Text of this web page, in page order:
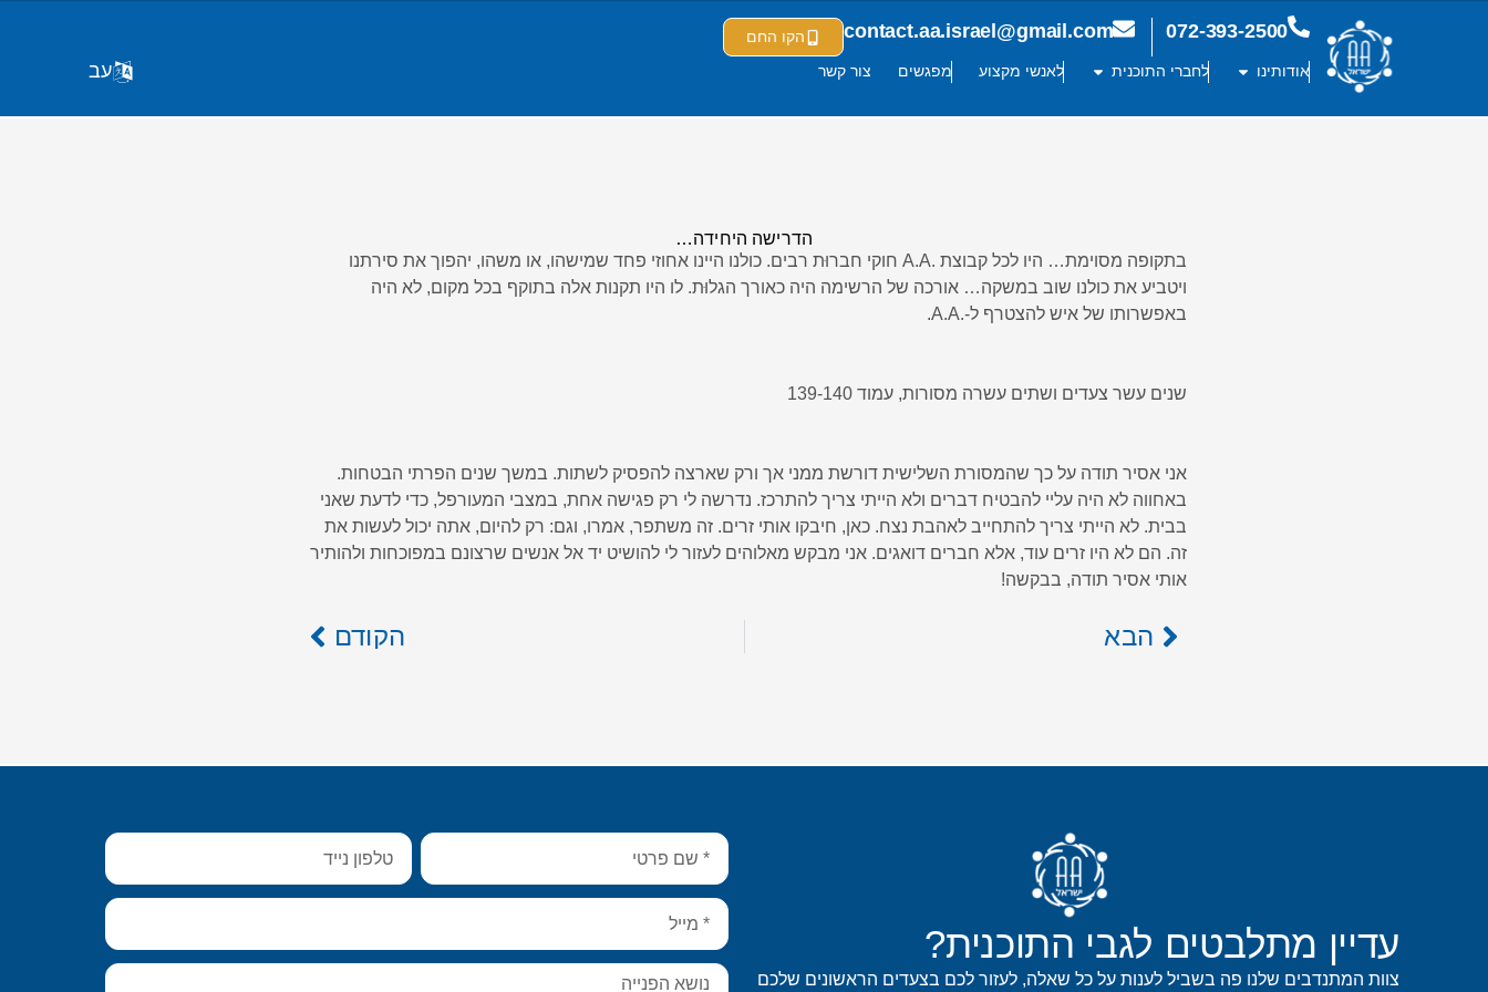
072-393-2500
contact.aa.israel@gmail.com
הקו החם
אודותינו
לחברי התוכנית לאנשי מקצוע מפגשים צור קשר עב
הדרישה היחידה…
בתקופה מסוימת… היו לכל קבוצת .A.A חוקי חברוּת רבים. כולנו היינו אחוזי פחד שמישהו, או משהו, יהפוך את סירתנו
ויטביע את כולנו שוב במשקה… אורכה של הרשימה היה כאורך הגלוּת. לו היו תקנות אלה בתוקף בכל מקום, לא היה
באפשרותו של איש להצטרף ל-.A.A.
שנים עשר צעדים ושתים עשרה מסורות, עמוד 139-140
אני אסיר תודה על כך שהמסורת השלישית דורשת ממני אך ורק שארצה להפסיק לשתות. במשך שנים הפרתי הבטחות.
באחווה לא היה עליי להבטיח דברים ולא הייתי צריך להתרכז. נדרשה לי רק פגישה אחת, במצבי המעורפל, כדי לדעת שאני
בבית. לא הייתי צריך להתחייב לאהבת נצח. כאן, חיבקו אותי זרים. זה משתפר, אמרו, וגם: רק להיום, אתה יכול לעשות את
זה. הם לא היו זרים עוד, אלא חברים דואגים. אני מבקש מאלוהים לעזור לי להושיט יד אל אנשים שרצונם במפוכחות ולהותיר
אותי אסיר תודה, בבקשה!
הבא הקודם
עדיין מתלבטים לגבי התוכנית?
צוות המתנדבים שלנו פה בשביל לענות על כל שאלה, לעזור לכם בצעדים הראשונים שלכם